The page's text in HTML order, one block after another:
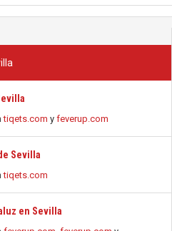
tiqets.com y feverup.com
Sevilla
tiqets.com
en Sevilla